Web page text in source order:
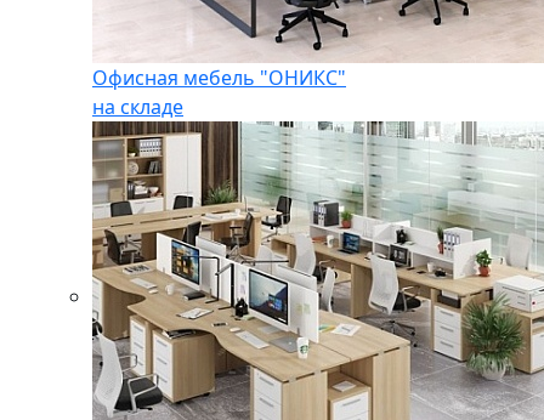
Офисная мебель "ОНИКС"
на складе